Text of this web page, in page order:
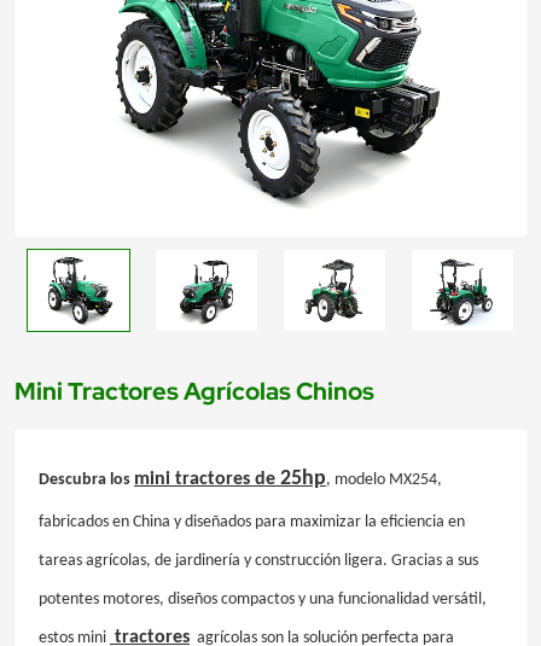
Mini Tractores Agrícolas Chinos
Descubra los mini tractores de 25hp, modelo MX254,
fabricados en China y diseñados para maximizar la eficiencia en
tareas agrícolas, de jardinería y construcción ligera. Gracias a sus
potentes motores, diseños compactos y una funcionalidad versátil,
estos mini tractores agrícolas son la solución perfecta para